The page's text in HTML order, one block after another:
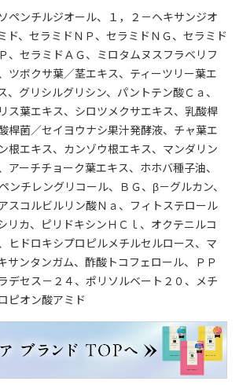
ンチルジオール、１，２－ヘキサンジオ
ド、セラミドＮＰ、セラミドＮＧ、セラミド
、セラミドＡＧ、ミロタムヌスフラベリフ
ツボクサ葉／茎エキス、ティーツリー葉エ
、グリシルグリシン、パントテン酸Ｃａ、
ス葉エキス、シロツメクサエキス、乳酸桿
桿菌／セイヨウナシ果汁発酵液、チャ葉エ
根エキス、カンゾウ根エキス、マンダリン
アーチチョーク葉エキス、ホホバ種子油、
ンチレングリコール、ＢＧ、β－グルカン、
スコルビルリン酸Ｎａ、フィトステロール
リカ、ピリドキシンＨＣｌ、オクテニルコ
ヒドロキシプロピルメチルセルロース、マ
サンタンガム、酢酸トコフェロール、ＰＰ
デセス－２４、ポリソルベート２０、メチ
ピオン酸アミド